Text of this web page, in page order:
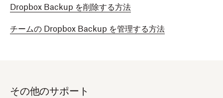
Dropbox Backup を削除する方法
チームの Dropbox Backup を管理する方法
その他のサポート